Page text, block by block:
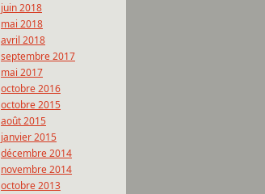
juin 2018
mai 2018
avril 2018
septembre 2017
mai 2017
octobre 2016
octobre 2015
août 2015
janvier 2015
décembre 2014
novembre 2014
octobre 2013